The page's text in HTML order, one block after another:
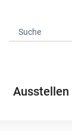
Ausstellen